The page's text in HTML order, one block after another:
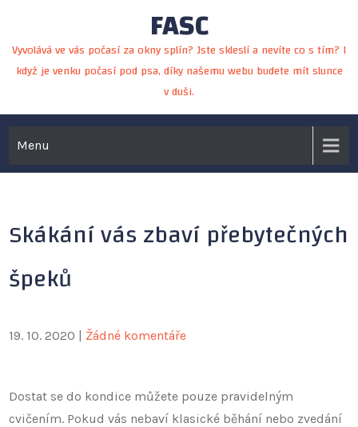
content
FASC
Vyvolává ve vás počasí za okny splín? Jste skleslí a nevíte co s tím? I
když je venku počasí pod psa, díky našemu webu budete mít slunce
v duši.
Menu
Skákání vás zbaví přebytečných
špeků
19. 10. 2020 | Žádné komentáře
Dostat se do kondice můžete pouze pravidelným
cvičením. Pokud vás nebaví klasické běhání nebo zvedání